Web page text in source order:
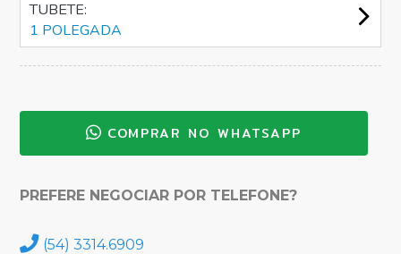
TUBETE:
1 POLEGADA
COMPRAR NO WHATSAPP
PREFERE NEGOCIAR POR TELEFONE?
(54) 3314.6909